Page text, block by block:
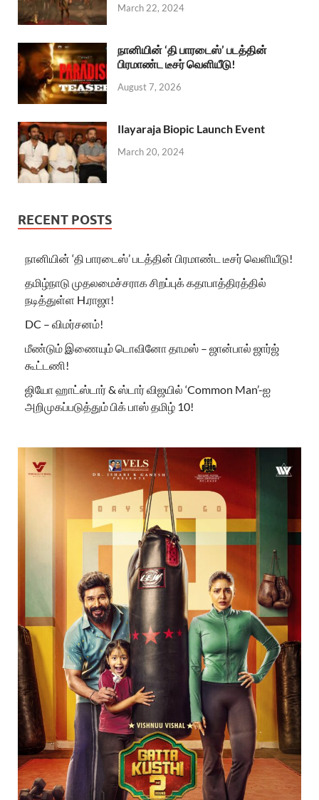
March 22, 2024
நானியின் ‘தி பாரடைஸ்’ படத்தின்
பிரமாண்ட டீசர் வெளியீடு!
August 7, 2026
Ilayaraja Biopic Launch Event
March 20, 2024
RECENT POSTS
நானியின் ‘தி பாரடைஸ்’ படத்தின் பிரமாண்ட டீசர் வெளியீடு!
தமிழ்நாடு முதலமைச்சராக சிறப்புக் கதாபாத்திரத்தில்
நடித்துள்ள H.ராஜா!
DC – விமர்சனம்!
மீண்டும் இணையும் டொவினோ தாமஸ் – ஜான்பால் ஜார்ஜ்
கூட்டணி!
ஜியோ ஹாட்ஸ்டார் & ஸ்டார் விஜயில் ‘Common Man’-ஐ
அறிமுகப்படுத்தும் பிக் பாஸ் தமிழ் 10!